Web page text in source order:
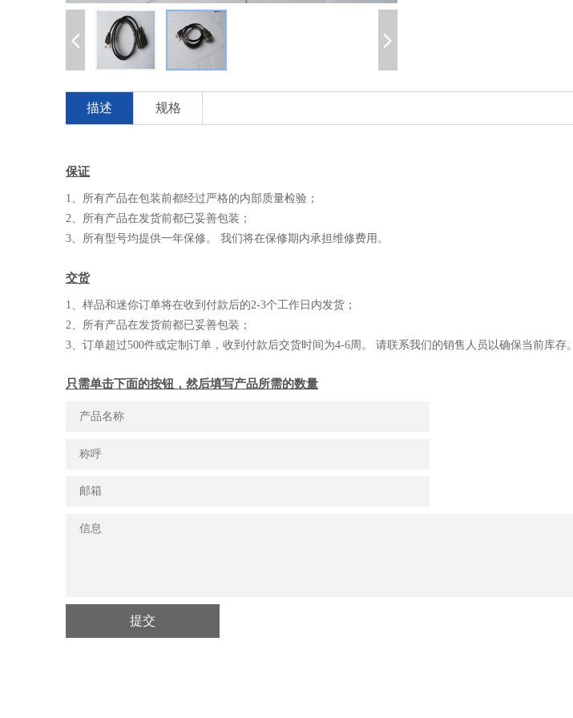
描述 规格
保证
1、所有产品在包装前都经过严格的内部质量检验；
2、所有产品在发货前都已妥善包装；
3、所有型号均提供一年保修。 我们将在保修期内承担维修费用。
交货
1、样品和迷你订单将在收到付款后的2-3个工作日内发货；
2、所有产品在发货前都已妥善包装；
3、订单超过500件或定制订单，收到付款后交货时间为4-6周。 请联系我们的销售人员以确保当前库存。
只需单击下面的按钮，然后填写产品所需的数量
提交